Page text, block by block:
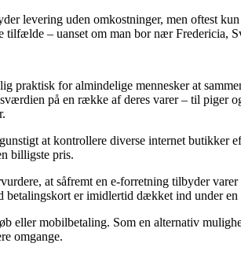
levering uden omkostninger, men oftest
tilfælde – uanset om man bor nær Fredericia,
praktisk for almindelige mennesker at
på en række af deres varer – til piger
at kontrollere diverse internet butikker
billigste pris.
at såfremt en e-forretning tilbyder
er imidlertid dækket ind under
eller mobilbetaling. Som en alternativ
omgange.